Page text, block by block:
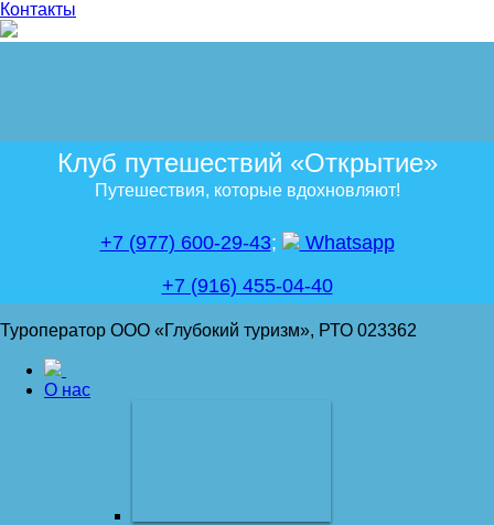
Контакты
Клуб путешествий «Открытие»
Путешествия, которые вдохновляют!
+7 (977) 600-29-43;
Whatsapp
+7 (916) 455-04-40
Туроператор ООО «Глубокий туризм», РТО 023362
О нас